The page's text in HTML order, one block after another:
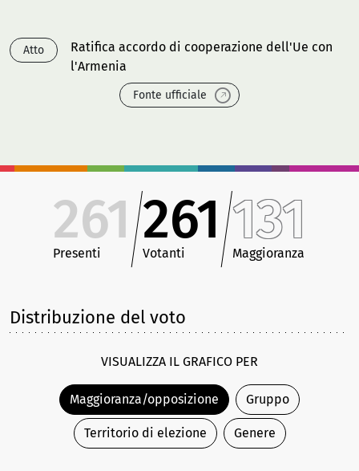
Atto
Ratifica accordo di cooperazione dell'Ue con
l'Armenia
Fonte ufficiale
261
Presenti
261
Votanti
131
Maggioranza
Distribuzione del voto
VISUALIZZA IL GRAFICO PER
Maggioranza/opposizione Gruppo
Territorio di elezione Genere